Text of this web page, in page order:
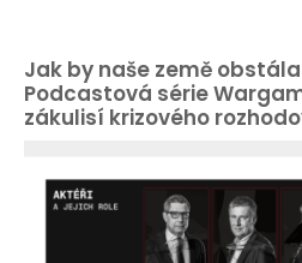
Jak by naše země
Podcastová série
zákulisí krizového